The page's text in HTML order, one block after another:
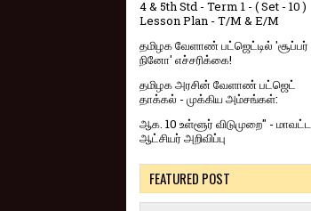
4 & 5th Std - Term 1 - ( Set - 10 )
Lesson Plan - T/M & E/M
தமிழக வேளாண் பட்ஜெட்டில் 'சூப்பர்
நினோ' எச்சரிக்கை!
தமிழக அரசின் வேளாண் பட்ஜெட்
தாக்கல் - முக்கிய அம்சங்கள்:
ஆக. 10 உள்ளூர் விடுமுறை" - மாவட்ட
ஆட்சியர் அறிவிப்பு
FEATURED POST